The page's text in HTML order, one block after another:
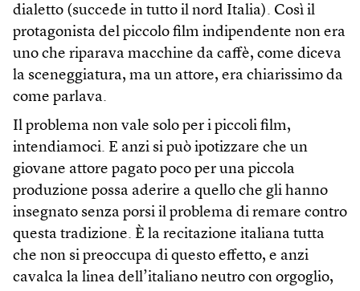
dialetto (succede in tutto il nord Italia). Così il
protagonista del piccolo film indipendente non era
uno che riparava macchine da caffè, come diceva
la sceneggiatura, ma un attore, era chiarissimo da
come parlava.
Il problema non vale solo per i piccoli film,
intendiamoci. E anzi si può ipotizzare che un
giovane attore pagato poco per una piccola
produzione possa aderire a quello che gli hanno
insegnato senza porsi il problema di remare contro
questa tradizione. È la recitazione italiana tutta
che non si preoccupa di questo effetto, e anzi
cavalca la linea dell’italiano neutro con orgoglio,